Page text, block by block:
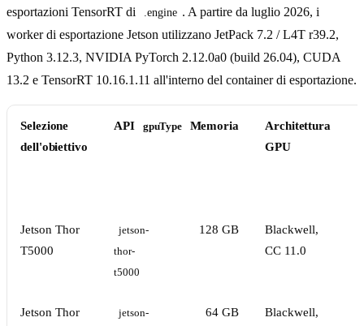
esportazioni TensorRT di
.engine . A partire da luglio 2026, i
worker di esportazione Jetson utilizzano JetPack 7.2 / L4T r39.2,
Python 3.12.3, NVIDIA PyTorch 2.12.0a0 (build 26.04), CUDA
13.2 e TensorRT 10.16.1.11 all'interno del container di esportazione.
Selezione
dell'obiettivo
API gpuType Memoria
Architettura
GPU
Jetson Thor
T5000
jetson-
thor-
t5000
128 GB
Blackwell,
CC 11.0
Jetson Thor
jetson-
64 GB
Blackwell,